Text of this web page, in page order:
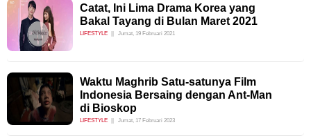
Catat, Ini Lima Drama Korea yang
Bakal Tayang di Bulan Maret 2021
LIFESTYLE Jumat, 19 Februari 2021
Waktu Maghrib Satu-satunya Film
Indonesia Bersaing dengan Ant-Man
di Bioskop
LIFESTYLE Jumat, 17 Februari 2023